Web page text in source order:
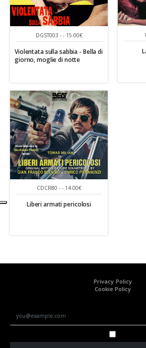
DGST003 - - 15.00€
Violentata sulla sabbia - Bella di
giorno, moglie di notte
CDCR80 - - 14.00€
Liberi armati pericolosi
Privacy Policy
Cookie Policy